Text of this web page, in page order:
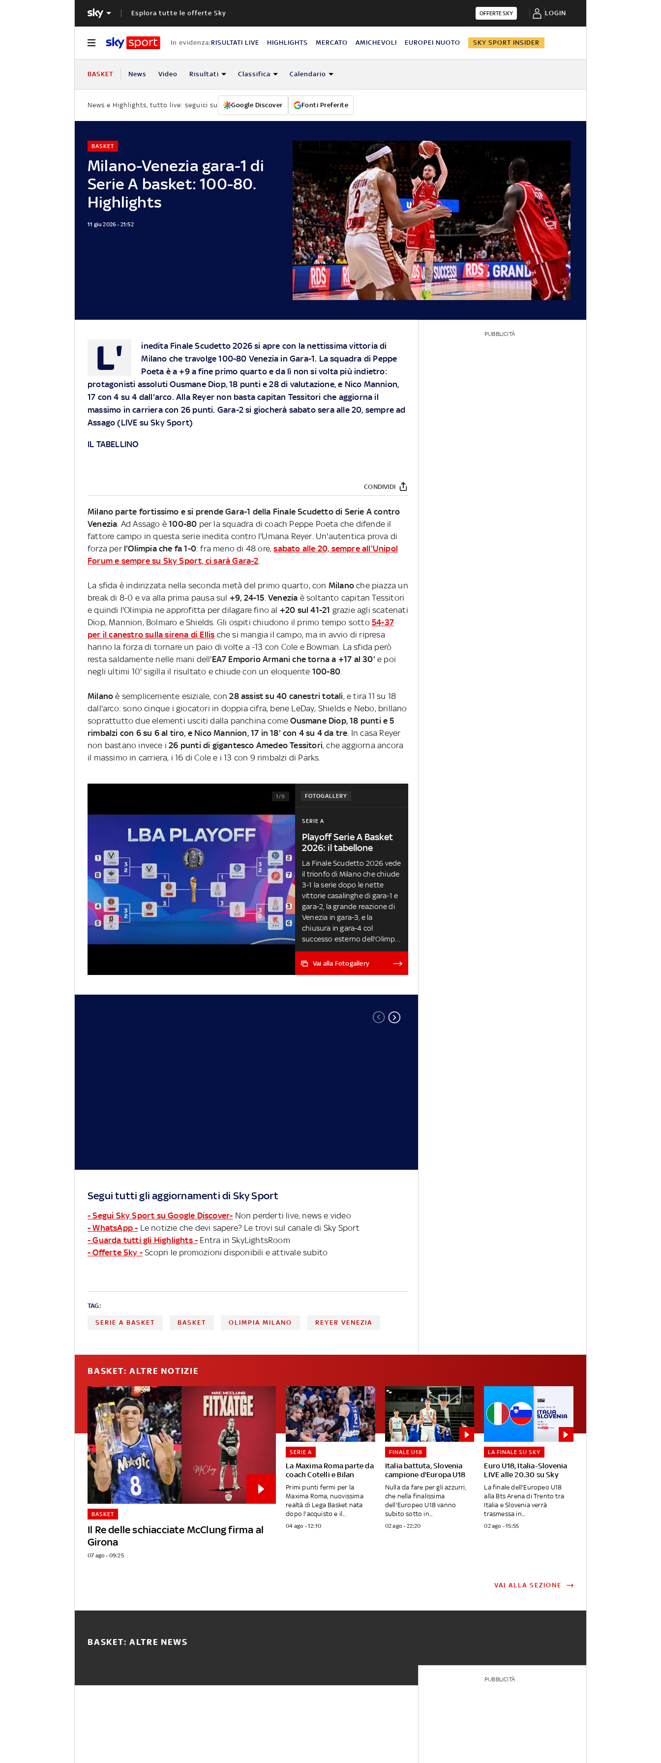
Esplora tutte le offerte Sky OFFERTE SKY LOGIN
In evidenza:RISULTATI LIVE HIGHLIGHTS MERCATO AMICHEVOLI EUROPEI NUOTO SKY SPORT INSIDER
BASKET News Video Risultati Classifica Calendario
News e Highlights, tutto live: seguici su Google Discover Fonti Preferite
Milano-Venezia gara-1 di
Serie A basket: 100-80.
Highlights
BASKET
11 giu 2026 - 21:52
L'
inedita Finale Scudetto 2026 si apre con la nettissima vittoria di
Milano che travolge 100-80 Venezia in Gara-1. La squadra di Peppe
Poeta è a +9 a fine primo quarto e da lì non si volta più indietro:
protagonisti assoluti Ousmane Diop, 18 punti e 28 di valutazione, e Nico Mannion,
17 con 4 su 4 dall'arco. Alla Reyer non basta capitan Tessitori che aggiorna il
massimo in carriera con 26 punti. Gara-2 si giocherà sabato sera alle 20, sempre ad
Assago (LIVE su Sky Sport)
IL TABELLINO
CONDIVIDI
Milano parte fortissimo e si prende Gara-1 della Finale Scudetto di Serie A contro
Venezia. Ad Assago è100-80 per la squadra di coach Peppe Poeta che difende il
fattore campo in questa serie inedita contro l'Umana Reyer. Un'autentica prova di
forza per l'Olimpia che fa 1-0: fra meno di 48 ore,sabato alle 20, sempre all'Unipol
Forum e sempre su Sky Sport, ci sarà Gara-2.
La sfida è indirizzata nella seconda metà del primo quarto, con Milano che piazza un
break di 8-0 e va alla prima pausa sul +9, 24-15.Venezia è soltanto capitan Tessitori
e quindi l'Olimpia ne approfitta per dilagare fino al +20 sul 41-21 grazie agli scatenati
Diop, Mannion, Bolmaro e Shields. Gli ospiti chiudono il primo tempo sotto 54-37
per il canestro sulla sirena di Ellis che si mangia il campo, ma in avvio di ripresa
hanno la forza di tornare un paio di volte a -13 con Cole e Bowman. La sfida però
resta saldamente nelle mani dell'EA7 Emporio Armani che torna a +17 al 30' e poi
negli ultimi 10' sigilla il risultato e chiude con un eloquente 100-80.
Milano è semplicemente esiziale, con28 assist su 40 canestri totali, e tira 11 su 18
dall'arco: sono cinque i giocatori in doppia cifra, bene LeDay, Shields e Nebo, brillano
soprattutto due elementi usciti dalla panchina comeOusmane Diop, 18 punti e 5
rimbalzi con 6 su 6 al tiro, e Nico Mannion, 17 in 18' con 4 su 4 da tre. In casa Reyer
non bastano invece i26 punti di gigantesco Amedeo Tessitori, che aggiorna ancora
il massimo in carriera, i 16 di Cole e i 13 con 9 rimbalzi di Parks.
FOTOGALLERY
1/9
SERIE A
Playoff Serie A Basket
2026: il tabellone
La Finale Scudetto 2026 vede
il trionfo di Milano che chiude
3-1 la serie dopo le nette
vittorie casalinghe di gara-1 e
gara-2, la grande reazione di
Venezia in gara-3, e la
chiusura in gara-4 col
successo esterno dell'Olimpia
che completa il 'Triplete' con
Supercoppa e Coppa Italia.
Vai alla Fotogallery
Segui tutti gli aggiornamenti di Sky Sport
- Segui Sky Sport su Google Discover- Non perderti live, news e video
- WhatsApp - Le notizie che devi sapere? Le trovi sul canale di Sky Sport
- Guarda tutti gli Highlights - Entra in SkyLightsRoom
- Offerte Sky - Scopri le promozioni disponibili e attivale subito
TAG:
SERIE A BASKET BASKET OLIMPIA MILANO REYER VENEZIA
PUBBLICITÀ
BASKET: ALTRE NOTIZIE
Il Re delle schiacciate McClung firma al
Girona
BASKET
07 ago - 09:25
La Maxima Roma parte da
coach Cotelli e Bilan
SERIE A
Primi punti fermi per la
Maxima Roma, nuovissima
realtà di Lega Basket nata
dopo l'acquisto e il...
04 ago - 12:10
Italia battuta, Slovenia
campione d'Europa U18
FINALE U18
Nulla da fare per gli azzurri,
che nella finalissima
dell'Europeo U18 vanno
subito sotto in...
02 ago - 22:20
Euro U18, Italia-Slovenia
LIVE alle 20.30 su Sky
LA FINALE SU SKY
La finale dell'Europeo U18
alla Bts Arena di Trento tra
Italia e Slovenia verrà
trasmessa in...
02 ago - 15:55
VAI ALLA SEZIONE
BASKET: ALTRE NEWS
PUBBLICITÀ